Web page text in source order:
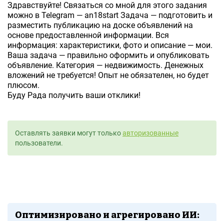
Здравствуйте! Связаться со мной для этого задания
можно в Telegram — an18start Задача — подготовить и
разместить публикацию на доске объявлений на
основе предоставленной информации. Вся
информация: характеристики, фото и описание — мои.
Ваша задача — правильно оформить и опубликовать
объявление. Категория — недвижимость. Денежных
вложений не требуется! Опыт не обязателен, но будет
плюсом.
Буду Рада получить ваши отклики!
Оставлять заявки могут толькоавторизованные
пользователи.
Оптимизировано и агрегировано ИИ: